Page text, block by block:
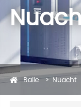
Baile Nuacht